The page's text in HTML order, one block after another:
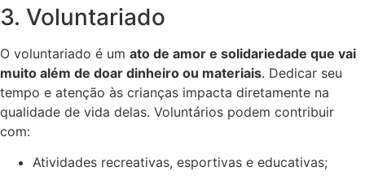
3. Voluntariado
O voluntariado é um ato de amor e solidariedade que vai
muito além de doar dinheiro ou materiais. Dedicar seu
tempo e atenção às crianças impacta diretamente na
qualidade de vida delas. Voluntários podem contribuir
com:
Atividades recreativas, esportivas e educativas;